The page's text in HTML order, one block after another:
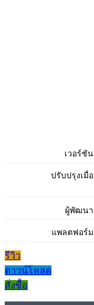
เวอร์ชัน
ปรับปรุงเมื่อ
ผู้พัฒนา
แพลตฟอร์ม
รีวิว
ดาวน์โหลด
สั่งซื้อ